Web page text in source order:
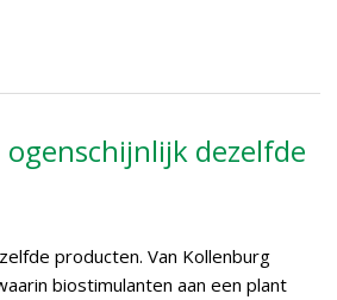
dezelfde
producten. Van Kollenburg
biostimulanten aan een plant